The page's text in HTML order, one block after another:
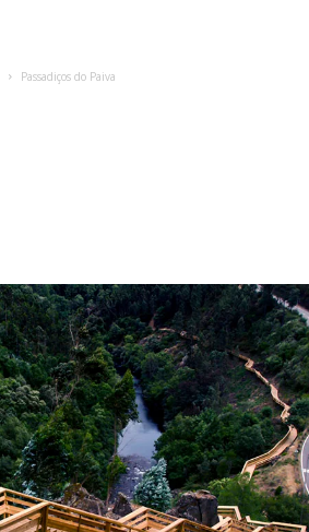
Passadiços do Paiva